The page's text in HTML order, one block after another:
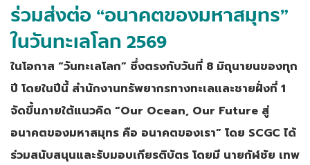
ร่วมส่งต่อ “อนาคตของมหาสมุทร”
ในวันทะเลโลก 2569
ในโอกาส “วันทะเลโลก” ซึ่งตรงกับวันที่ 8 มิถุนายนของทุก
ปี โดยในปีนี้ สำนักงานทรัพยากรทางทะเลและชายฝั่งที่ 1
จัดขึ้นภายใต้แนวคิด “Our Ocean, Our Future สู่
อนาคตของมหาสมุทร คือ อนาคตของเรา” โดย SCGC ได้
ร่วมสนับสนุนและรับมอบเกียรติบัตร โดยมี นายกัฬชัย เทพ